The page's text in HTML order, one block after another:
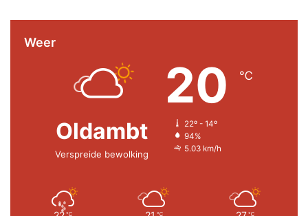
Weer
Oldambt
Verspreide bewolking
20 ℃
22º - 14º
94%
5.03 km/h
℃ ℃ ℃